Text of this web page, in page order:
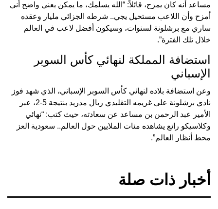
مساعد أنه كان يمزح، قائلاً: “الله يسلمك، ما يمكن يعني واضح أني
أمزح وأن اللاعب مستحيل يجي.. شرطه الجزائي مليار وعقده
ساري مع برشلونة لسنوات، وسيكون أفضل لاعب في العالم
خلال تلك الفترة”.
استضافة المملكة لنهائي كأس السوبر
الإسباني
وعن استضافة بلاده لنهائي كأس السوبر الإسباني، الذي شهد فوز
نادي برشلونة على غريمه التقليدي ريال مدريد بنتيجة 5-2، عبر
الأمير عبد الرحمن بن مساعد عن سعادته، حيث كتب: “نهائي
وكلاسيكو رائع يشاهده مئات الملايين حول العالم.. سعودية العز
محط أنظار العالم”.
أخبار ذات صلة